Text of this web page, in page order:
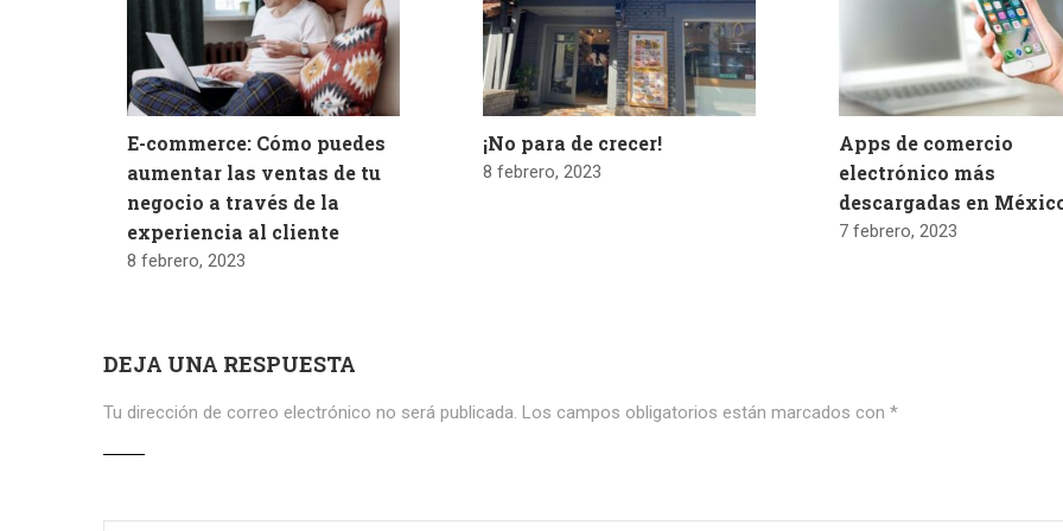
E-commerce: Cómo puedes
aumentar las ventas de tu
negocio a través de la
experiencia al cliente
8 febrero, 2023
¡No para de crecer!
8 febrero, 2023
Apps de comercio
electrónico más
descargadas en
7 febrero, 2023
DEJA UNA RESPUESTA
Tu dirección de correo electrónico no será publicada. Los campos obligatorios están marcados con *